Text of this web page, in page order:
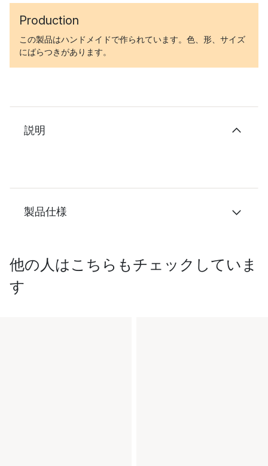
Production
この製品はハンドメイドで作られています。色、形、サイズ
にばらつきがあります。
説明
製品仕様
他の人はこちらもチェックしていま
す